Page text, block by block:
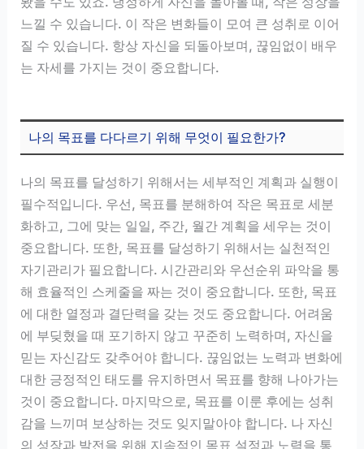
느낄 수 있습니다. 이 작은 변화들이 모여 큰 성취로 이어
질 수 있습니다. 항상 자신을 되돌아보며, 끊임없이 배우
는 자세를 가지는 것이 중요합니다.
나의 목표를 다다르기 위해 무엇이 필요한가?
나의 목표를 달성하기 위해서는 세부적인 계획과 실행이
필수적입니다. 우선, 목표를 분해하여 작은 목표로 세분
화하고, 그에 맞는 일일, 주간, 월간 계획을 세우는 것이
중요합니다. 또한, 목표를 달성하기 위해서는 실천적인
자기관리가 필요합니다. 시간관리와 우선순위 파악을 통
해 효율적인 스케줄을 짜는 것이 중요합니다. 또한, 목표
에 대한 열정과 결단력을 갖는 것도 중요합니다. 어려움
에 부딪혔을 때 포기하지 않고 꾸준히 노력하며, 자신을
믿는 자신감도 갖추어야 합니다. 끊임없는 노력과 변화에
대한 긍정적인 태도를 유지하면서 목표를 향해 나아가는
것이 중요합니다. 마지막으로, 목표를 이룬 후에는 성취
감을 느끼며 보상하는 것도 잊지말아야 합니다. 나 자신
의 성장과 발전을 위해 지속적인 목표 설정과 노력을 통